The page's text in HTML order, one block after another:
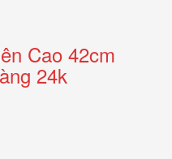
Cao 42cm
24k